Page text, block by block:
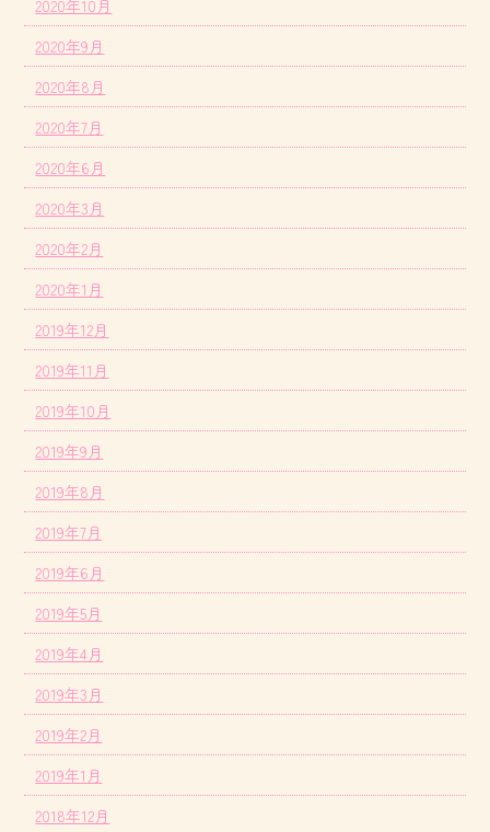
2020年10月
2020年9月
2020年8月
2020年7月
2020年6月
2020年3月
2020年2月
2020年1月
2019年12月
2019年11月
2019年10月
2019年9月
2019年8月
2019年7月
2019年6月
2019年5月
2019年4月
2019年3月
2019年2月
2019年1月
2018年12月